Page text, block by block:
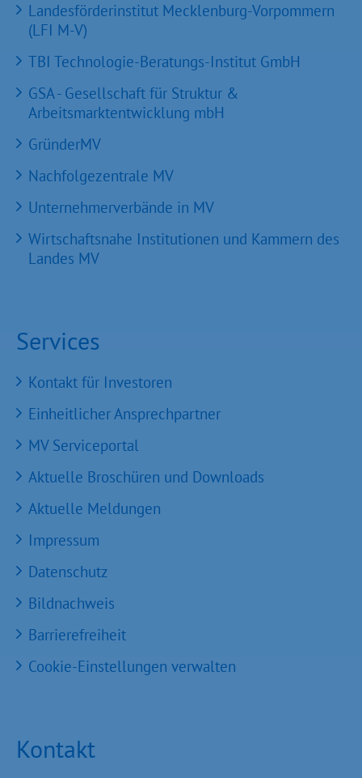
Landesförderinstitut Mecklenburg-Vorpommern
(LFI M-V)
TBI Technologie-Beratungs-Institut GmbH
GSA - Gesellschaft für Struktur &
Arbeitsmarktentwicklung mbH
GründerMV
Nachfolgezentrale MV
Unternehmerverbände in MV
Wirtschaftsnahe Institutionen und Kammern des
Landes MV
Services
Kontakt für Investoren
Einheitlicher Ansprechpartner
MV Serviceportal
Aktuelle Broschüren und Downloads
Aktuelle Meldungen
Impressum
Datenschutz
Bildnachweis
Barrierefreiheit
Cookie-Einstellungen verwalten
Kontakt